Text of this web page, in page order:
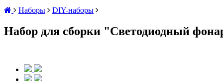
Наборы DIY-наборы
Набор для сборки "Светодиодный